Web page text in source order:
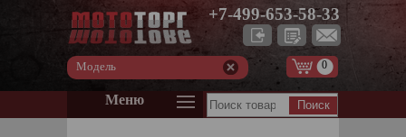
+7-499-653-58-33
Модель 0
Меню